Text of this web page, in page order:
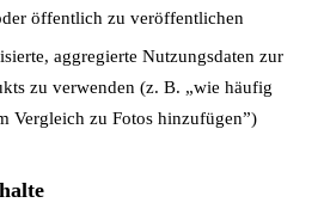
öffentlich zu veröffentlichen
aggregierte Nutzungsdaten zur
zu verwenden (z. B. „wie häufig
Vergleich zu Fotos hinzufügen”)